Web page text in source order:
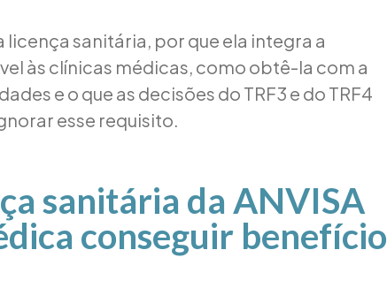
licença sanitária, por que ela integra a
às clínicas médicas, como obtê-la com a
e o que as decisões do TRF3 e do TRF4
esse requisito.
sanitária da ANVISA
conseguir benefício